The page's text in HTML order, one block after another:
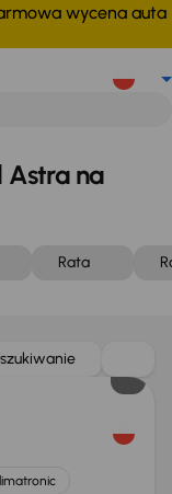
wycena auta
Astra na
Rata